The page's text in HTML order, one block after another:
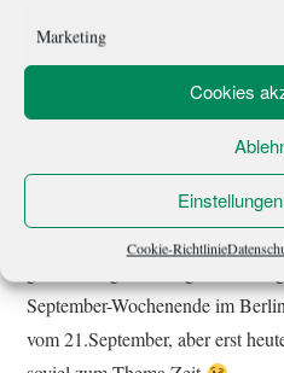
Marketing
Cookies
Cookie-Richtlinie
„Ich nehme auch die Pommes“,
Speisekarte zu.
Kevin richtete sich in seinem
Die Geschichte „Schiegenkäse“
September-Wochenende im
vom 21.September, aber erst